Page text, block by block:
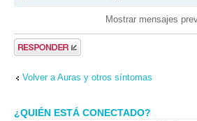
Mostrar mensajes
Publicar una
respuesta
Volver a Auras y otros síntomas
¿QUIÉN ESTÁ CONECTADO?